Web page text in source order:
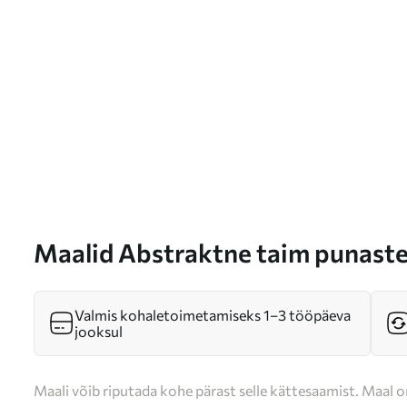
Maalid Abstraktne taim
summutatud värvide taustal Nr
Valmis kohaletoimetamiseks 1–3 tööpäeva
jooksul
Maali võib riputada kohe pärast selle kättesaamist. Maal